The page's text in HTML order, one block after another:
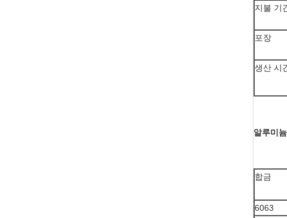
지불 기
포장
생산 시
알루미
합금
6063